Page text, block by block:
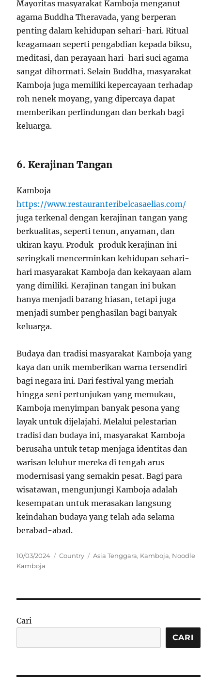
Mayoritas masyarakat Kamboja menganut
agama Buddha Theravada, yang berperan
penting dalam kehidupan sehari-hari. Ritual
keagamaan seperti pengabdian kepada biksu,
meditasi, dan perayaan hari-hari suci agama
sangat dihormati. Selain Buddha, masyarakat
Kamboja juga memiliki kepercayaan terhadap
roh nenek moyang, yang dipercaya dapat
memberikan perlindungan dan berkah bagi
keluarga.
6. Kerajinan Tangan
Kamboja
https://www.restauranteribelcasaelias.com/
juga terkenal dengan kerajinan tangan yang
berkualitas, seperti tenun, anyaman, dan
ukiran kayu. Produk-produk kerajinan ini
seringkali mencerminkan kehidupan sehari-
hari masyarakat Kamboja dan kekayaan alam
yang dimiliki. Kerajinan tangan ini bukan
hanya menjadi barang hiasan, tetapi juga
menjadi sumber penghasilan bagi banyak
keluarga.
Budaya dan tradisi masyarakat Kamboja yang
kaya dan unik memberikan warna tersendiri
bagi negara ini. Dari festival yang meriah
hingga seni pertunjukan yang memukau,
Kamboja menyimpan banyak pesona yang
layak untuk dijelajahi. Melalui pelestarian
tradisi dan budaya ini, masyarakat Kamboja
berusaha untuk tetap menjaga identitas dan
warisan leluhur mereka di tengah arus
modernisasi yang semakin pesat. Bagi para
wisatawan, mengunjungi Kamboja adalah
kesempatan untuk merasakan langsung
keindahan budaya yang telah ada selama
berabad-abad.
Posted
on
10/03/2024 Categories
Country Tags
Asia Tenggara, Kamboja, Noodle
Kamboja
Cari
CARI